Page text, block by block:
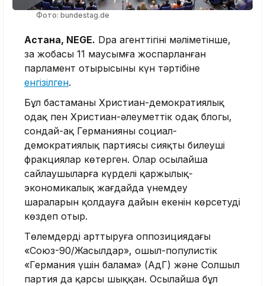
Фото: bundestag.de
Астана, NEGE. Dpa агенттігінің мәліметінше,
заң жобасы 11 маусымға жоспарланған
парламент отырысының күн тәртібіне
енгізілген.
Бұл бастаманы Христиан-демократиялық
одақ пен Христиан-әлеуметтік одақ блогы,
сондай-ақ Германияның социал-
демократиялық партиясы сияқты билеуші
фракциялар көтерген. Олар осылайша
сайлаушыларға күрделі қаржылық-
экономикалық жағдайда үнемдеу
шараларын қолдауға дайын екенін көрсетуді
көздеп отыр.
Төлемдерді арттыруға оппозициядағы
«Союз-90/Жасылдар», оңшыл-популистік
«Германия үшін балама» (АдГ) және Солшыл
партия да қарсы шыққан. Осылайша бұл